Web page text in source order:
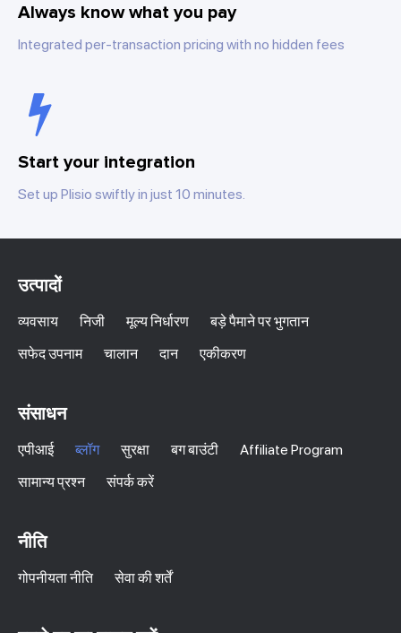
Always know what you pay
Integrated per-transaction pricing with no hidden fees
Start your integration
Set up Plisio swiftly in just 10 minutes.
उत्पादों
व्यवसाय निजी मूल्य निर्धारण
बड़े पैमाने पर भुगतान
सफेद उपनाम
चालान दान एकीकरण
संसाधन
एपीआई ब्लॉग सुरक्षा बग बाउंटी
Affiliate Program
सामान्य प्रश्न
संपर्क करें
नीति
गोपनीयता नीति सेवा की शर्तें